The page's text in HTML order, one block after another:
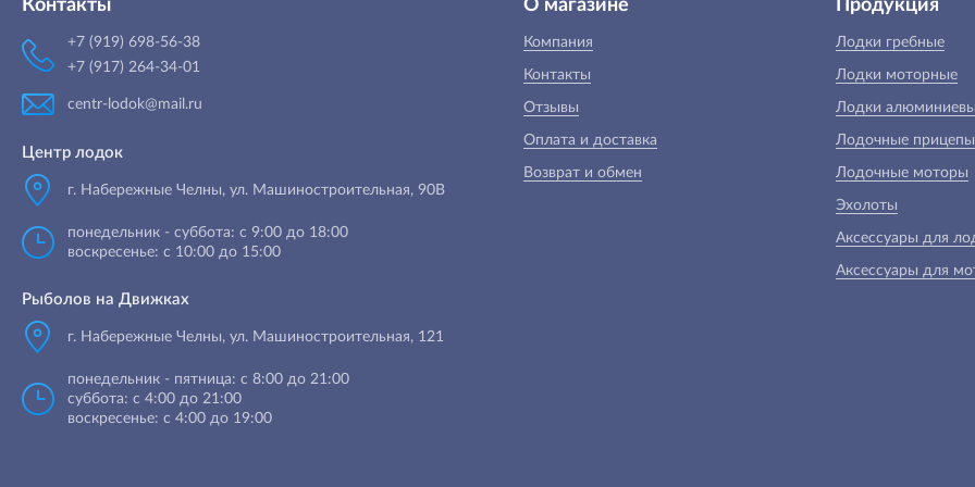
Контакты
+7 (919) 698-56-38
+7 (917) 264-34-01
centr-lodok@mail.ru
Центр лодок
г. Набережные Челны, ул. Машиностроительная, 90B
понедельник - суббота: с 9:00 до 18:00
воскресенье: с 10:00 до 15:00
Рыболов на Движках
г. Набережные Челны, ул. Машиностроительная, 121
понедельник - пятница: с 8:00 до 21:00
суббота: с 4:00 до 21:00
воскресенье: с 4:00 до 19:00
О магазине
Компания
Контакты
Отзывы
Оплата и доставка
Возврат и обмен
Продукция
Лодки гребные
Лодки моторные
Лодки
Лодочные прицепы
Лодочные моторы
Эхолоты
Аксессуары для
Аксессуары для